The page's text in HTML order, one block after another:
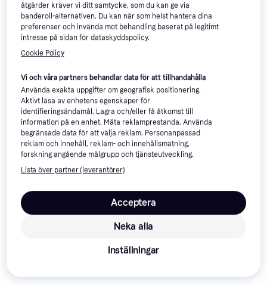
Weber SmokeFire Sidobord
7001
Grillsidobord
399 kr
4 butiker 749 kr
åtgärder kräver vi ditt samtycke, som du kan ge via
banderoll-alternativen. Du kan när som helst hantera dina
preferenser och invända mot behandling baserat på legitimt
intresse på sidan för dataskyddspolicy.
Cookie Policy
Vi och våra partners behandlar data för att tillhandahålla
Använda exakta uppgifter om geografisk positionering.
Aktivt läsa av enhetens egenskaper för
identifieringsändamål. Lagra och/eller få åtkomst till
information på en enhet. Mäta reklamprestanda. Använda
begränsade data för att välja reklam. Personanpassad
reklam och innehåll, reklam- och innehållsmätning,
forskning angående målgrupp och tjänsteutveckling.
Lista över partner (leverantörer)
Neka alla
Acceptera
Inställningar